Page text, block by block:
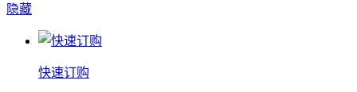
隐藏
快速订购